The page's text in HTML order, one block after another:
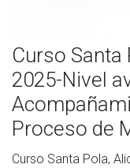
Curso Santa
2025-Nivel
Proceso de
Curso Santa Pola,